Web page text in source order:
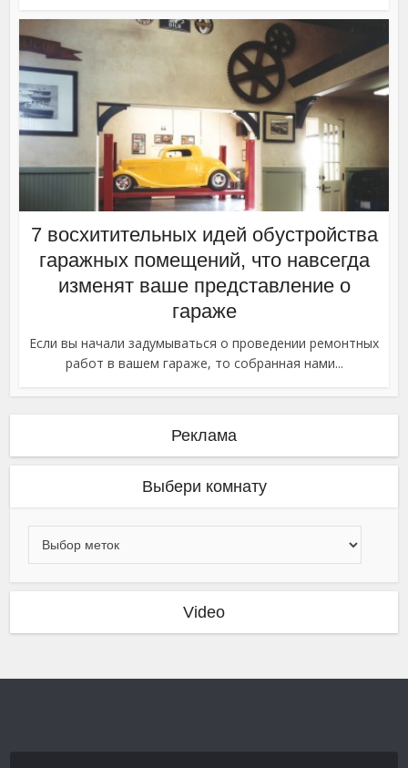
7 восхитительных идей обустройства
гаражных помещений, что навсегда
изменят ваше представление о
гараже
Если вы начали задумываться о проведении ремонтных
работ в вашем гараже, то собранная нами...
Реклама
Выбери комнату
Video